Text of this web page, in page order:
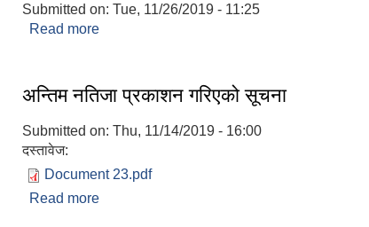
Submitted on: Tue, 11/26/2019 - 11:25
Read more
अन्तिम नतिजा प्रकाशन गरिएको सूचना
Submitted on: Thu, 11/14/2019 - 16:00
दस्तावेज:
Document 23.pdf
Read more